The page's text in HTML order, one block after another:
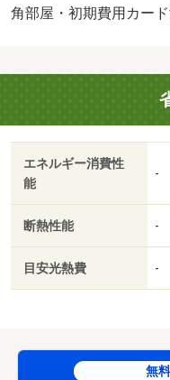
割払い可（クレジット
利用登録料 27500円
角部屋・初期費用カー
エネルギー消費性
能
-
断熱性能 -
目安光熱費 -
無